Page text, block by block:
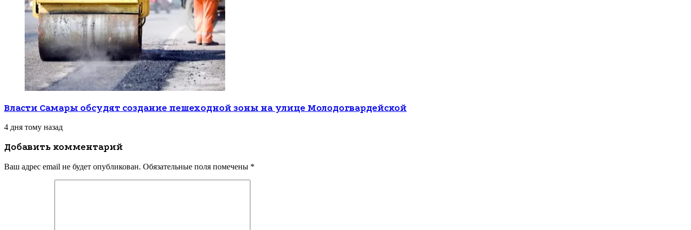
Власти Самары обсудят создание пешеходной зоны на улице Молодогвардейской
4 дня тому назад
Добавить комментарий
Ваш адрес email не будет опубликован. Обязательные поля помечены *